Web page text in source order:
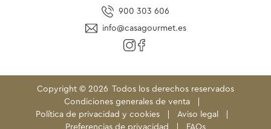
900 303 606
info@casagourmet.es
Copyright © 2026
Todos los derechos reservados
Condiciones generales de venta
Política de privacidad y cookies
Aviso legal
Preferencias de privacidad
FAQs